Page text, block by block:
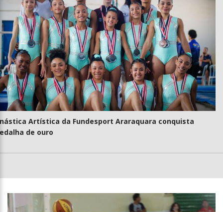
Artística da Fundesport Araraquara conquista
de ouro